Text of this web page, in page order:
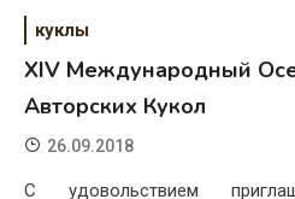
куклы
XIV Международный
Авторских Кукол
26.09.2018
С удовольствием